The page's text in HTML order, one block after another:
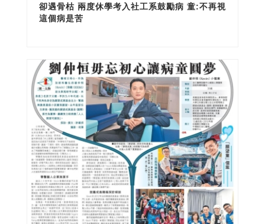
卻遇骨枯 兩度休學考入社工系鼓勵病 童:不再視
這個病是苦